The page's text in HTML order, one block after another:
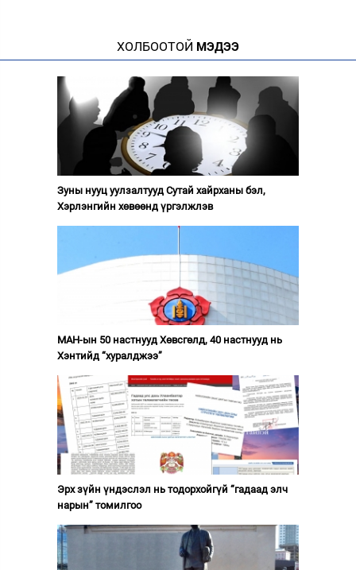
ХОЛБООТОЙ МЭДЭЭ
Зуны нууц уулзалтууд Сутай хайрханы бэл,
Хэрлэнгийн хөвөөнд үргэлжлэв
МАН-ын 50 настнууд Хөвсгөлд, 40 настнууд нь
Хэнтийд “хуралджээ”
Эрх зүйн үндэслэл нь тодорхойгүй “гадаад элч
нарын” томилгоо